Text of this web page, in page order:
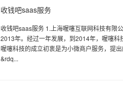
收钱吧saas服务
收钱吧saas服务 1.上海喔噻互联网科技有限
2013年。经过一年发展，到2014年，喔噻科
喔噻科技的成立初衷是为小微商户服务，提
&rdq...